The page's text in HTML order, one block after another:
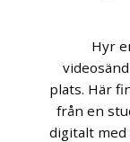
Hyr
plats. Här
från en
digitalt med